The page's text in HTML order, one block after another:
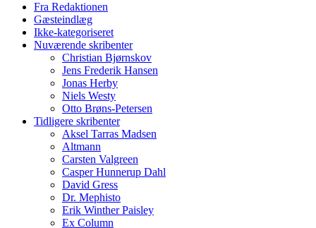
Fra Redaktionen
Gæsteindlæg
Ikke-kategoriseret
Nuværende skribenter
Christian Bjørnskov
Jens Frederik Hansen
Jonas Herby
Niels Westy
Otto Brøns-Petersen
Tidligere skribenter
Aksel Tarras Madsen
Altmann
Carsten Valgreen
Casper Hunnerup Dahl
David Gress
Dr. Mephisto
Erik Winther Paisley
Ex Column